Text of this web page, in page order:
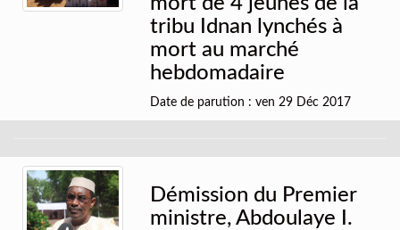
tribu Idnan lynchés à
mort au marché
hebdomadaire
Date de parution : ven 29 Déc 2017
Démission du Premier
ministre, Abdoulaye I.